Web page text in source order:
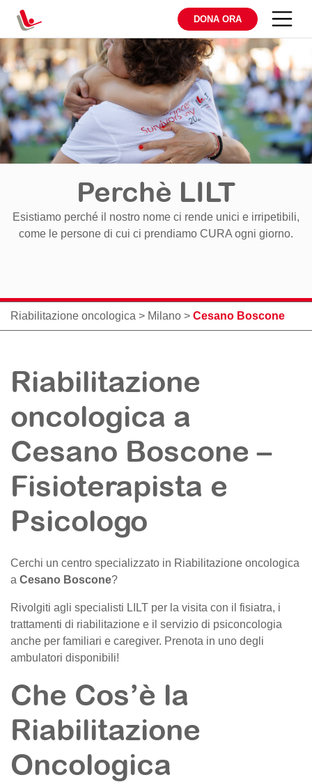
DONA ORA
Perchè LILT
Esistiamo perché il nostro nome ci rende unici e irripetibili,
come le persone di cui ci prendiamo CURA ogni giorno.
Riabilitazione oncologica > Milano > Cesano Boscone
Riabilitazione
oncologica a
Cesano Boscone –
Fisioterapista e
Psicologo
Cerchi un centro specializzato in Riabilitazione oncologica
a Cesano Boscone?
Rivolgiti agli specialisti LILT per la visita con il fisiatra, i
trattamenti di riabilitazione e il servizio di psiconcologia
anche per familiari e caregiver. Prenota in uno degli
ambulatori disponibili!
Che Cos’è la
Riabilitazione
Oncologica